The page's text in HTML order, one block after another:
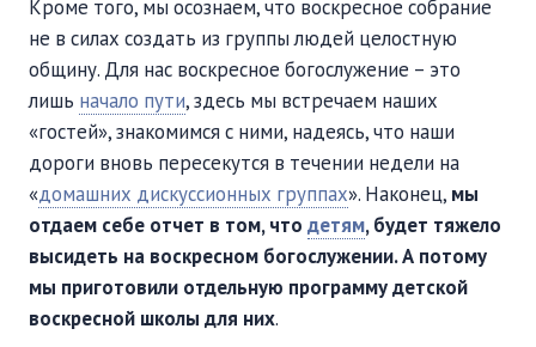
Кроме того, мы осознаем, что воскресное собрание
не в силах создать из группы людей целостную
общину. Для нас воскресное богослужение – это
лишь начало пути, здесь мы встречаем наших
«гостей», знакомимся с ними, надеясь, что наши
дороги вновь пересекутся в течении недели на
«домашних дискуссионных группах». Наконец, мы
отдаем себе отчет в том, что детям, будет тяжело
высидеть на воскресном богослужении. А потому
мы приготовили отдельную программу детской
воскресной школы для них.